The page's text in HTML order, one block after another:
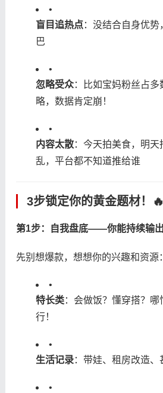
•
​盲目追热点​：没结合自身优势
巴
•
​忽略受众​：比如宝妈粉丝占多
略，数据肯定崩！
•
​内容太散​：今天拍美食，明天
乱，平台都不知道推给谁
3步锁定你的黄金题材！🔥
第1步：自我盘底——你能持续输出
先别想爆款，想想你的兴趣和资源：
•
​特长类​：会做饭？懂穿搭？哪
行！
•
​生活记录​：带娃、租房改造、
•